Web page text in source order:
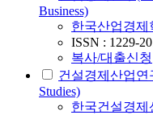
Business)
한국산업경제
ISSN : 1229-
복사/대출신청
건설경제산업연
Studies)
한국건설경제